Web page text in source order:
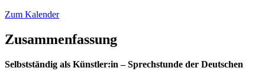
Zum Kalender
Zusammenfassung
Selbstständig als Künstler:in – Sprechstunde der Deutschen